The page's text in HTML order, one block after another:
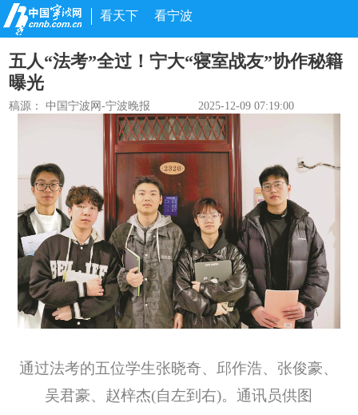
看天下 看宁波
五人“法考”全过！宁大“寝室战友”协作秘籍
曝光
稿源：中国宁波网-宁波晚报 2025-12-09 07:19:00
通过法考的五位学生张晓奇、邱作浩、张俊豪、
吴君豪、赵梓杰(自左到右)。通讯员供图